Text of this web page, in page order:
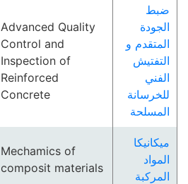
ضبط
الجودة
المتقدم و
التفتيش
الفني
للخرسانة
المسلحة
Advanced Quality
Control and
Inspection of
Reinforced
Concrete
ميكانيكا
المواد
المركبة
Mechamics of
composit materials